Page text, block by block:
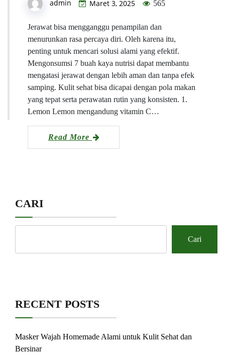
admin Maret 3, 2025 565
Jerawat bisa mengganggu penampilan dan
menurunkan rasa percaya diri. Oleh karena itu,
penting untuk mencari solusi alami yang efektif.
Mengonsumsi 7 buah kaya nutrisi dapat membantu
mengatasi jerawat dengan lebih aman dan tanpa efek
samping. Kulit sehat bisa dicapai dengan pola makan
yang tepat serta perawatan rutin yang konsisten. 1.
Lemon Lemon mengandung vitamin C…
Read More
CARI
Cari
RECENT POSTS
Masker Wajah Homemade Alami untuk Kulit Sehat dan
Bersinar